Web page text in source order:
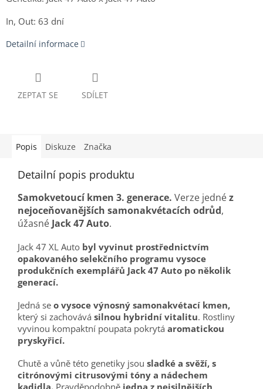
In, Out: 63 dní
Detailní informace
ZEPTAT SE SDÍLET
Popis Diskuze Značka
Detailní popis produktu
Samokvetoucí kmen 3. generace. Verze jednéz
nejoceňovanějších samonakvétacích odrůd,
úžasnéJack 47 Auto.
Jack 47 XL Auto byl vyvinut prostřednictvím
opakovaného selekčního programu vysoce
produkčních exemplářů Jack 47 Auto po několik
generací.
Jedná se o vysoce výnosný samonakvétací kmen,
který si zachovává silnou hybridní vitalitu. Rostliny
vyvinou kompaktní poupata pokrytá aromatickou
pryskyřicí.
Chutě a vůně této genetiky jsou sladké a svěží, s
citrónovými citrusovými tóny a nádechem